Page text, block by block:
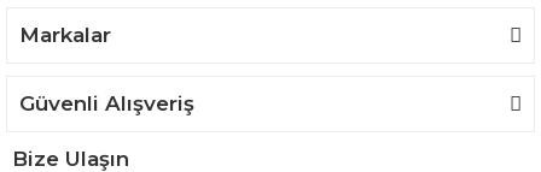
Markalar
Güvenli Alışveriş
Bize Ulaşın